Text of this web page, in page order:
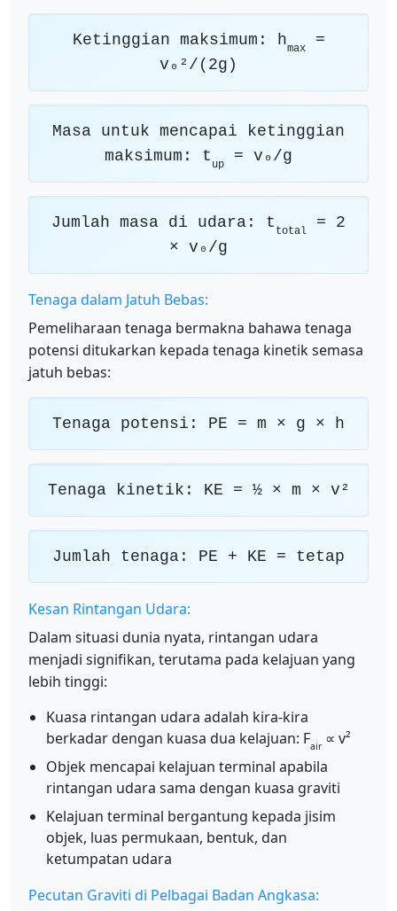
Ketinggian maksimum: hmax
=
v₀²/(2g)
Masa untuk mencapai ketinggian
maksimum: t up = v₀/g
Jumlah masa di udara: t total
= 2
× v₀/g
Tenaga dalam Jatuh Bebas:
Pemeliharaan tenaga bermakna bahawa tenaga
potensi ditukarkan kepada tenaga kinetik semasa
jatuh bebas:
Tenaga potensi: PE = m × g × h
Tenaga kinetik: KE = ½ × m × v²
Jumlah tenaga: PE + KE = tetap
Kesan Rintangan Udara:
Dalam situasi dunia nyata, rintangan udara
menjadi signifikan, terutama pada kelajuan yang
lebih tinggi:
Kuasa rintangan udara adalah kira-kira
berkadar dengan kuasa dua kelajuan: Fair ∝ v²
Objek mencapai kelajuan terminal apabila
rintangan udara sama dengan kuasa graviti
Kelajuan terminal bergantung kepada jisim
objek, luas permukaan, bentuk, dan
ketumpatan udara
Pecutan Graviti di Pelbagai Badan Angkasa: